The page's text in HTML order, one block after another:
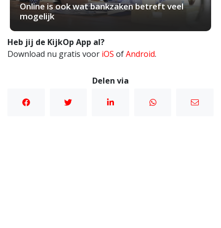
Online is ook wat bankzaken betreft veel
mogelijk
Heb jij de KijkOp App al?
Download nu gratis voor iOS ofAndroid.
Delen via